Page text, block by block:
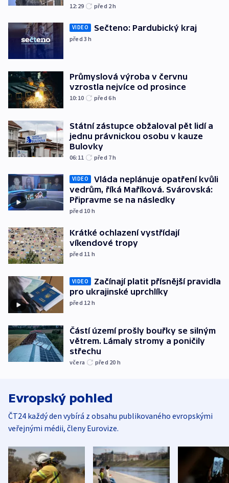
12:29 před 2h
VIDEO Sečteno: Pardubický kraj
před 3h
Průmyslová výroba v červnu
vzrostla nejvíce od prosince
10:10 před 6h
Státní zástupce obžaloval pět lidí a
jednu právnickou osobu v kauze
Bulovky
06:11 před 7h
VIDEO
Vláda neplánuje opatření kvůli
vedrům, říká Maříková. Svárovská:
Připravme se na následky
před 10 h
Krátké ochlazení vystřídají
víkendové tropy
před 11 h
VIDEO
Začínají platit přísnější pravidla
pro ukrajinské uprchlíky
před 12 h
Částí území prošly bouřky se silným
větrem. Lámaly stromy a poničily
střechu
včera před 20 h
Evropský pohled
ČT24 každý den vybírá z obsahu publikovaného evropskými
veřejnými médii, členy Eurovize.